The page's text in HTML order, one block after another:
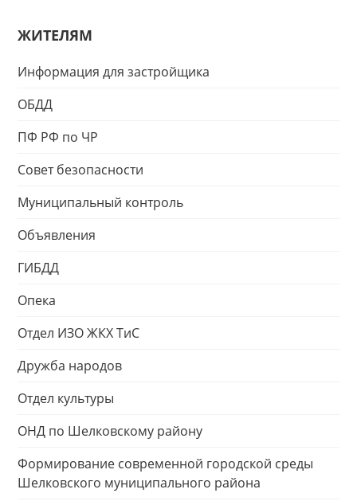
ЖИТЕЛЯМ
Информация для застройщика
ОБДД
ПФ РФ по ЧР
Совет безопасности
Муниципальный контроль
Объявления
ГИБДД
Опека
Отдел ИЗО ЖКХ ТиС
Дружба народов
Отдел культуры
ОНД по Шелковскому району
Формирование современной городской среды
Шелковского муниципального района